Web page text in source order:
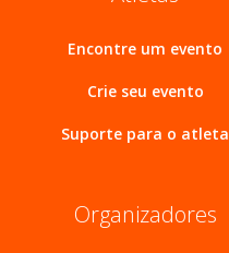
Encontre um evento
Crie seu evento
Suporte para o atleta
Organizadores